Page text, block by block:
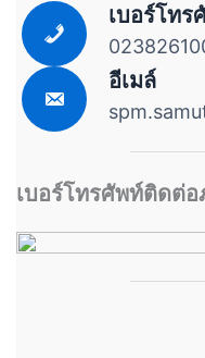
เบอร์โทร
อีเมล์
เบอร์โทรศัพท์ติดต่